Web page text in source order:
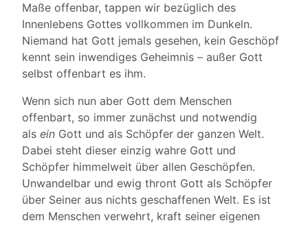
Maße offenbar, tappen wir bezüglich des
Innenlebens Gottes vollkommen im Dunkeln.
Niemand hat Gott jemals gesehen, kein Geschöpf
kennt sein inwendiges Geheimnis – außer Gott
selbst offenbart es ihm.
Wenn sich nun aber Gott dem Menschen
offenbart, so immer zunächst und notwendig
als ein Gott und als Schöpfer der ganzen Welt.
Dabei steht dieser einzig wahre Gott und
Schöpfer himmelweit über allen Geschöpfen.
Unwandelbar und ewig thront Gott als Schöpfer
über Seiner aus nichts geschaffenen Welt. Es ist
dem Menschen verwehrt, kraft seiner eigenen